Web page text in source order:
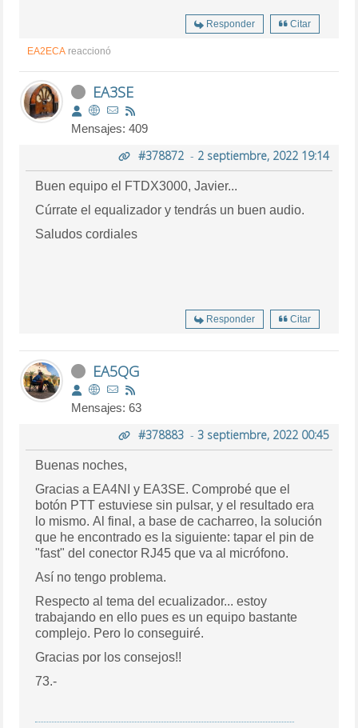
Responder Citar
EA2ECA reaccionó
EA3SE
Mensajes: 409
#378872- 2 septiembre, 2022 19:14
Buen equipo el FTDX3000, Javier...
Cúrrate el equalizador y tendrás un buen audio.
Saludos cordiales
Responder Citar
EA5QG
Mensajes: 63
#378883- 3 septiembre, 2022 00:45
Buenas noches,
Gracias a EA4NI y EA3SE. Comprobé que el
botón PTT estuviese sin pulsar, y el resultado era
lo mismo. Al final, a base de cacharreo, la solución
que he encontrado es la siguiente: tapar el pin de
"fast" del conector RJ45 que va al micrófono.
Así no tengo problema.
Respecto al tema del ecualizador... estoy
trabajando en ello pues es un equipo bastante
complejo. Pero lo conseguiré.
Gracias por los consejos!!
73.-